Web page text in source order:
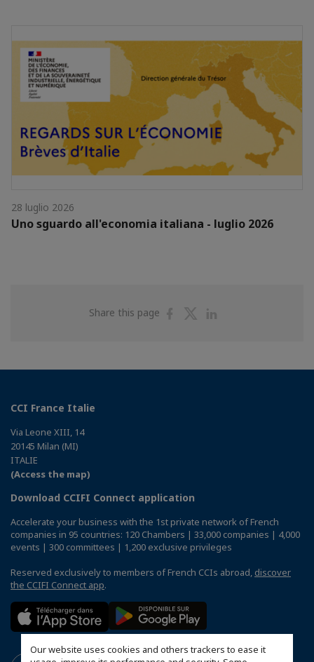
Our website uses cookies and others trackers to ease it
28 luglio 2026
Uno sguardo all'economia italiana - luglio 2026
Share this page
ShareShare
CCI France Italie
Via Leone XIII, 14
20145 Milan (MI)
ITALIE
(Access the map)
Download CCIFI Connect application
Accelerate your business with the 1st private network of French
companies in 95 countries: 120 Chambers | 33,000 companies | 4,000
events | 300 committees | 1,200 exclusive privileges
Reserved exclusively to members of French CCIs abroad, discover
the CCIFI Connect app.